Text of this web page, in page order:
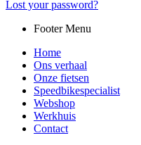
Lost your password?
Footer Menu
Home
Ons verhaal
Onze fietsen
Speedbikespecialist
Webshop
Werkhuis
Contact